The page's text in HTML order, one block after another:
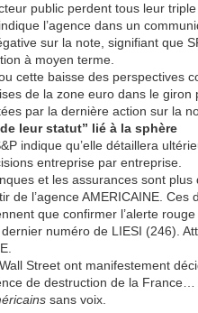
public perdent tous leur triple
l’agence dans un
sur la note, signifiant que
à moyen terme.
cette baisse des perspectives
de la zone euro dans le giron
par la dernière action sur la
leur statut” lié à la sphère
indique qu’elle détaillera
entreprise par entreprise.
et les assurances sont plus
de l’agence AMERICAINE. Ces
que confirmer l’alerte
numéro de LIESI (246).
Street ont manifestement
de destruction de la France…
sans voix.